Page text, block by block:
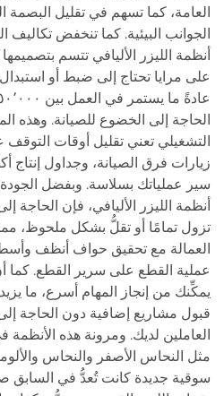
العامة، كما تسهم في تقليل البصمة
الجوانب البيئية. كما تنخفض تكاليف
أنظمة الليزر الأليافي تتسم
على مرايا تحتاج إلى ضبط أو
الحاجة إلى الخضوع للصيانة. وهذه
التشغيلي تعني تقليل أوقات
زيارات فرق الصيانة، وجداول إنتاج
سير عملياتك بسلاسة. وبفضل الجودة
أنظمة الليزر الأليافي، فإن الحاجة
تزول تمامًا أو تقلُّ بشكل ملحوظ،
العمالة مع تحقيق حواف أنظف
عملية القطع على سرير القطع.
يمكِّنك من إنجاز المهام أسرع، ما
قبول مشاريع إضافية دون الحاجة
العاملين لديك. ومرونة هذه
مثل النحاس الأصفر والنحاس
سوقية جديدة كانت تُعدُّ في السابق